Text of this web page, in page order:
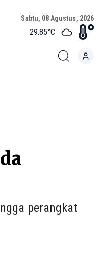
Sabtu, 08 Agustus, 2026
29.85°C
perangkat